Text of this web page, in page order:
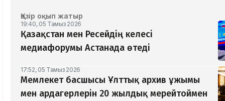
Қазір оқып жатыр
19:40, 05 Тамыз 2026
Қазақстан мен Ресейдің келесі
медиафорумы Астанада өтеді
17:52, 05 Тамыз 2026
Мемлекет басшысы Ұлттық архив ұжымы
мен ардагерлерін 20 жылдық мерейтоймен